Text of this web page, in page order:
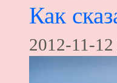
Как
2012-11-